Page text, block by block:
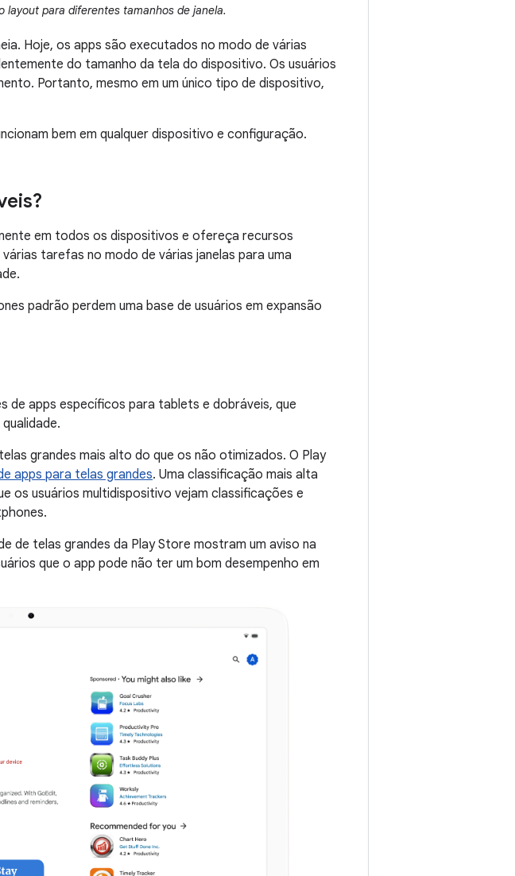
layout para diferentes tamanhos de janela.
Hoje, os apps são executados no modo de várias
do tamanho da tela do dispositivo. Os usuários
Portanto, mesmo em um único tipo de dispositivo,
bem em qualquer dispositivo e configuração.
em todos os dispositivos e ofereça recursos
tarefas no modo de várias janelas para uma
padrão perdem uma base de usuários em expansão
de apps específicos para tablets e dobráveis, que
grandes mais alto do que os não otimizados. O Play
apps para telas grandes. Uma classificação mais alta
os usuários multidispositivo vejam classificações e
de telas grandes da Play Store mostram um aviso na
que o app pode não ter um bom desempenho em